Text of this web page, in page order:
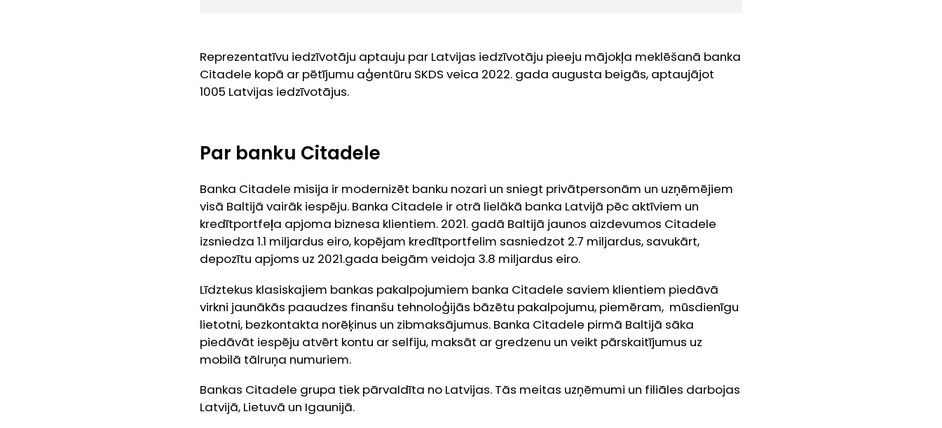
Reprezentatīvu iedzīvotāju aptauju par Latvijas iedzīvotāju pieeju mājokļa meklēšanā banka
Citadele kopā ar pētījumu aģentūru SKDS veica 2022. gada augusta beigās, aptaujājot
1005 Latvijas iedzīvotājus.
Par banku Citadele
Banka Citadele misija ir modernizēt banku nozari un sniegt privātpersonām un uzņēmējiem
visā Baltijā vairāk iespēju. Banka Citadele ir otrā lielākā banka Latvijā pēc aktīviem un
kredītportfeļa apjoma biznesa klientiem. 2021. gadā Baltijā jaunos aizdevumos Citadele
izsniedza 1.1 miljardus eiro, kopējam kredītportfelim sasniedzot 2.7 miljardus, savukārt,
depozītu apjoms uz 2021.gada beigām veidoja 3.8 miljardus eiro.
Līdztekus klasiskajiem bankas pakalpojumiem banka Citadele saviem klientiem piedāvā
virkni jaunākās paaudzes finanšu tehnoloģijās bāzētu pakalpojumu, piemēram, mūsdienīgu
lietotni, bezkontakta norēķinus un zibmaksājumus. Banka Citadele pirmā Baltijā sāka
piedāvāt iespēju atvērt kontu ar selfiju, maksāt ar gredzenu un veikt pārskaitījumus uz
mobilā tālruņa numuriem.
Bankas Citadele grupa tiek pārvaldīta no Latvijas. Tās meitas uzņēmumi un filiāles darbojas
Latvijā, Lietuvā un Igaunijā.